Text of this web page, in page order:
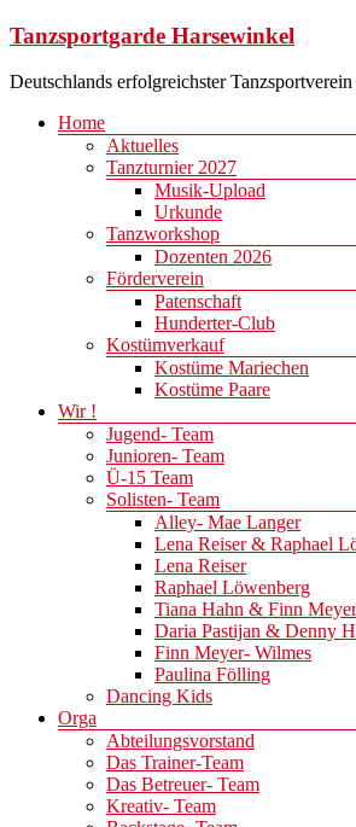
Zum
springen
Tanzsportgarde Harsewinkel
Deutschlands erfolgreichster
Menü
Home
Aktuelles
Tanzturnier 2027
Musik-Upload
Urkunde
Tanzworkshop
Dozenten 2026
Förderverein
Patenschaft
Hunderter-Club
Kostümverkauf
Kostüme Mariechen
Kostüme Paare
Wir !
Jugend- Team
Junioren- Team
Ü-15 Team
Solisten- Team
Alley- Mae Langer
Lena Reiser & Raphael
Lena Reiser
Raphael Löwenberg
Tiana Hahn & Finn
Daria Pastijan & Denny
Finn Meyer- Wilmes
Paulina Fölling
Dancing Kids
Orga
Abteilungsvorstand
Das Trainer-Team
Das Betreuer- Team
Kreativ- Team